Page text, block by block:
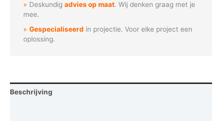
Deskundigadvies op maat. Wij denken graag met je
mee.
Gespecialiseerd in projectie. Voor elke project een
oplossing.
Beschrijving